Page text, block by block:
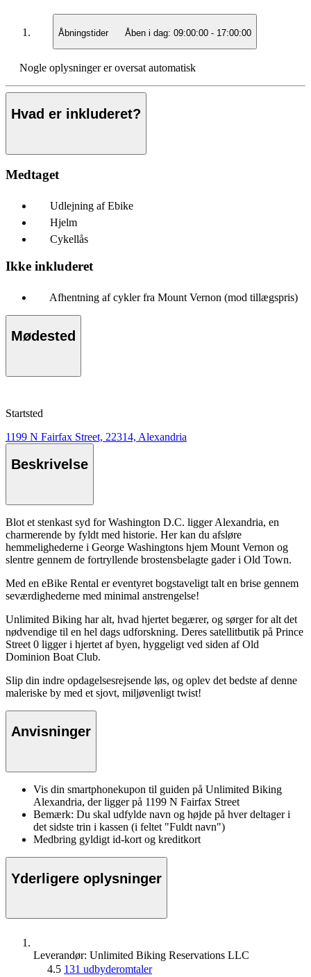
Åbningstider Åben i dag: 09:00:00 - 17:00:00
Nogle oplysninger er oversat automatisk
Hvad er inkluderet?
Medtaget
Udlejning af Ebike
Hjelm
Cykellås
Ikke inkluderet
Afhentning af cykler fra Mount Vernon (mod tillægspris)
Mødested
Startsted
1199 N Fairfax Street, 22314, Alexandria
Beskrivelse
Blot et stenkast syd for Washington D.C. ligger Alexandria, en
charmerende by fyldt med historie. Her kan du afsløre
hemmelighederne i George Washingtons hjem Mount Vernon og
slentre gennem de fortryllende brostensbelagte gader i Old Town.
Med en eBike Rental er eventyret bogstaveligt talt en brise gennem
seværdighederne med minimal anstrengelse!
Unlimited Biking har alt, hvad hjertet begærer, og sørger for alt det
nødvendige til en hel dags udforskning. Deres satellitbutik på Prince
Street 0 ligger i hjertet af byen, hyggeligt ved siden af Old
Dominion Boat Club.
Slip din indre opdagelsesrejsende løs, og oplev det bedste af denne
maleriske by med et sjovt, miljøvenligt twist!
Anvisninger
Vis din smartphonekupon til guiden på Unlimited Biking
Alexandria, der ligger på 1199 N Fairfax Street
Bemærk: Du skal udfylde navn og højde på hver deltager i
det sidste trin i kassen (i feltet "Fuldt navn")
Medbring gyldigt id-kort og kreditkort
Yderligere oplysninger
Leverandør: Unlimited Biking Reservations LLC
4.5 131 udbyderomtaler